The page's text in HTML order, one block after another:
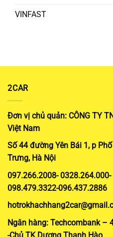
VINFAST
2CAR
Đơn vị chủ quản: CÔNG TY
Việt Nam
Số 44 đường Yên Bái 1, p
Trưng, Hà Nội
097.266.2008- 0328.264.000-
098.479.3322-096.437.2886
Ngân hàng: Techcombank –